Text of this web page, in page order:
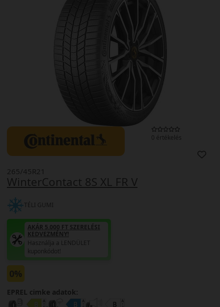
0 értékelés
WinterContact 8S XL FR V
265/45R21
TÉLI GUMI
AKÁR 5.000 FT SZERELÉSI
KEDVEZMÉNY!
Használja a LENDÜLET
kuponkódot!
0%
EPREL cimke adatok: